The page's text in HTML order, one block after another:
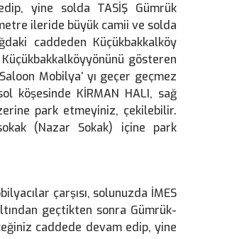
yine solda TASİŞ Gümrük
ileride büyük camii ve solda
caddeden Küçükbakkalköy
gösteren
Mobilya’ yı geçer geçmez
köşesinde KİRMAN HALI, sağ
park etmeyiniz, çekilebilir.
(Nazar Sokak) içine park
çarşısı, solunuzda İMES
geçtikten sonra Gümrük-
caddede devam edip, yine